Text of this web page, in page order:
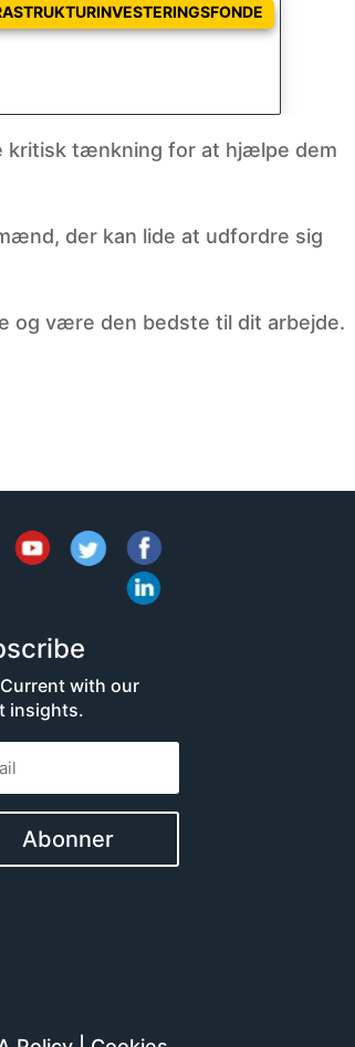
kritisk tænkning for at hjælpe dem
der kan lide at udfordre sig
og være den bedste til dit arbejde.
with our
insights.
Abonner